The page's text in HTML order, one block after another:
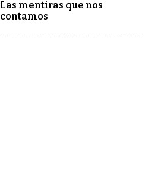
Las mentiras que nos
contamos